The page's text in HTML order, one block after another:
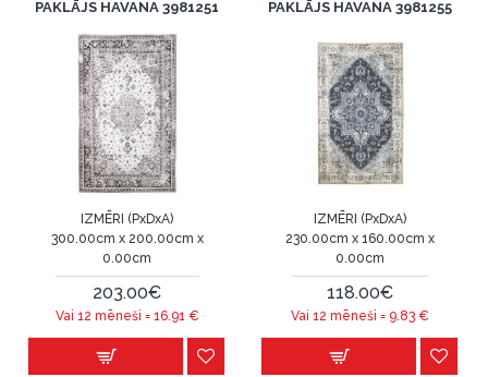
PAKLĀJS HAVANA 3981251
IZMĒRI (PxDxA)
300.00cm x 200.00cm x
0.00cm
203.00€
Vai 12 mēneši = 16.91 €
PAKLĀJS HAVANA 3981255
IZMĒRI (PxDxA)
230.00cm x 160.00cm x
0.00cm
118.00€
Vai 12 mēneši = 9.83 €